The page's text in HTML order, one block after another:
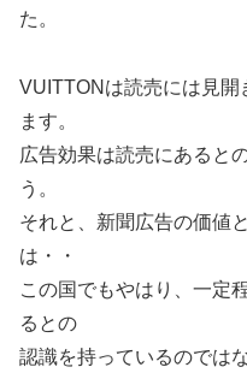
た。
VUITTONは読売には見
ます。
広告効果は読売にあると
う。
それと、新聞広告の価値
は・・
この国でもやはり、一定
るとの
認識を持っているのでは